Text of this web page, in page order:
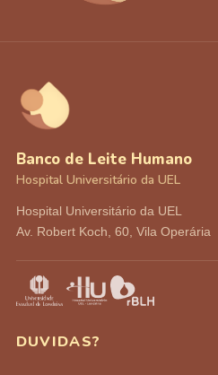
Banco de Leite Humano
Hospital Universitário da UEL
Hospital Universitário da UEL
Av. Robert Koch, 60, Vila Operária
DUVIDAS?